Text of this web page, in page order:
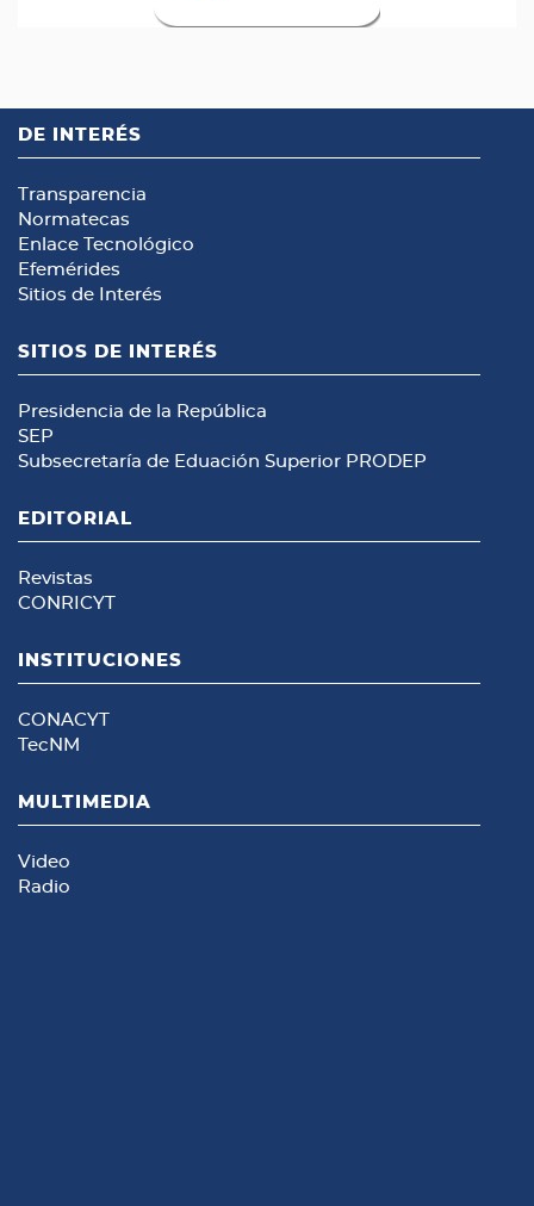
DE INTERÉS
Transparencia
Normatecas
Enlace Tecnológico
Efemérides
Sitios de Interés
SITIOS DE INTERÉS
Presidencia de la República
SEP
Subsecretaría de Eduación Superior PRODEP
EDITORIAL
Revistas
CONRICYT
INSTITUCIONES
CONACYT
TecNM
MULTIMEDIA
Video
Radio